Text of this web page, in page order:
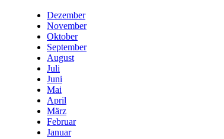
Dezember
November
Oktober
September
August
Juli
Juni
Mai
April
März
Februar
Januar